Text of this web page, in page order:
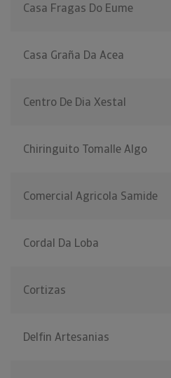
Casa Fragas Do Eume
Casa Graña Da Acea
Centro De Dia Xestal
Chiringuito Tomalle Algo
Comercial Agricola Samide
Cordal Da Loba
Cortizas
Delfin Artesanias